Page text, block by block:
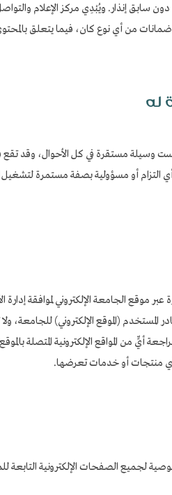
سابق إنذار. ويُبْدِي مركز الإعلام
ضمانات من أي نوع كان، فيما يتعلق
له
ليست وسيلة مستقرة في كل الأحوال، وقد
أي التزام أو مسؤولية بصفة مستمرة
موقع الجامعة الإلكتروني لموافقة إدارة
(الموقع الإلكتروني) للجامعة،
أيٍّ من المواقع الإلكترونية المتصلة
أي منتجات أو خدمات تعرضها.
لجميع الصفحات الإلكترونية التابعة